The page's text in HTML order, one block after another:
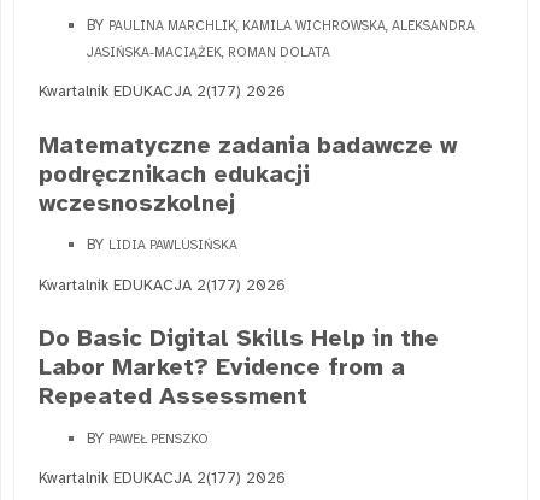
BY PAULINA MARCHLIK, KAMILA WICHROWSKA, ALEKSANDRA
JASIŃSKA-MACIĄŻEK, ROMAN DOLATA
Kwartalnik EDUKACJA 2(177) 2026
Matematyczne zadania badawcze w
podręcznikach edukacji
wczesnoszkolnej
BY LIDIA PAWLUSIŃSKA
Kwartalnik EDUKACJA 2(177) 2026
Do Basic Digital Skills Help in the
Labor Market? Evidence from a
Repeated Assessment
BY PAWEŁ PENSZKO
Kwartalnik EDUKACJA 2(177) 2026